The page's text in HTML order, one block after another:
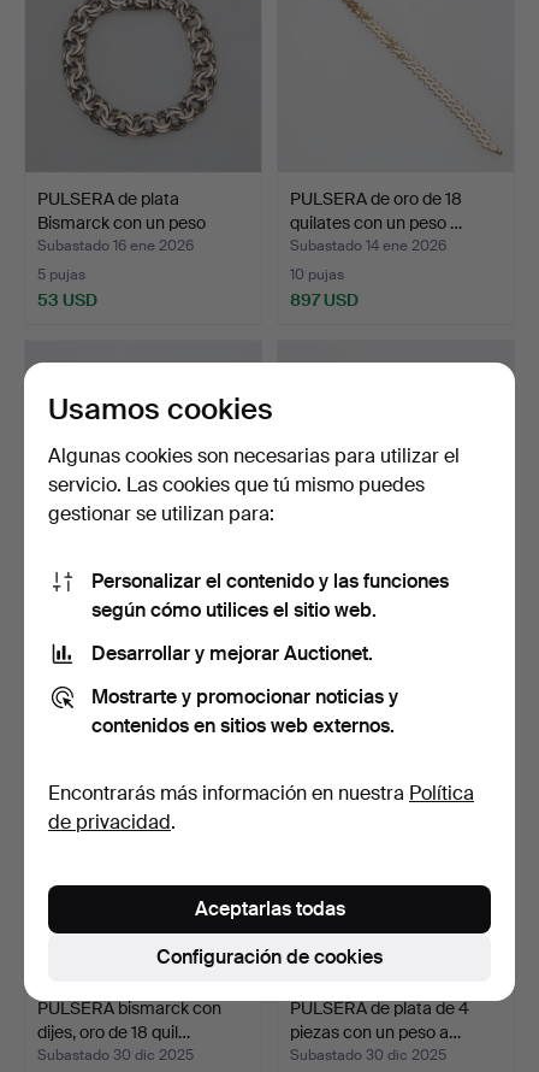
PULSERA de plata
Bismarck con un peso
apro…
Subastado 16 ene 2026
5 pujas
53 USD
PULSERA de oro de 18
quilates con un peso …
Subastado 14 ene 2026
10 pujas
897 USD
PULSERA de plata con
detalles en oro de 18…
Subastado 30 dic 2025
149 USD
PULSERA con dijes, en su
Subastado 30 dic 2025
1.794 USD
PULSERA bismarck con
dijes, oro de 18 quil…
Subastado 30 dic 2025
PULSERA de plata de 4
piezas con un peso a…
Subastado 30 dic 2025
Usamos cookies
Algunas cookies son necesarias para utilizar el
servicio. Las cookies que tú mismo puedes
gestionar se utilizan para:
Personalizar el contenido y las funciones
según cómo utilices el sitio web.
Desarrollar y mejorar Auctionet.
Mostrarte y promocionar noticias y
contenidos en sitios web externos.
Encontrarás más información en nuestra Política
de privacidad.
Configuración de cookies
Aceptarlas todas